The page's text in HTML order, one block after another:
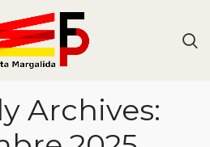
Archives: